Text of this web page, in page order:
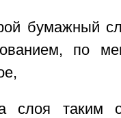
бумажный
по
слоя таким